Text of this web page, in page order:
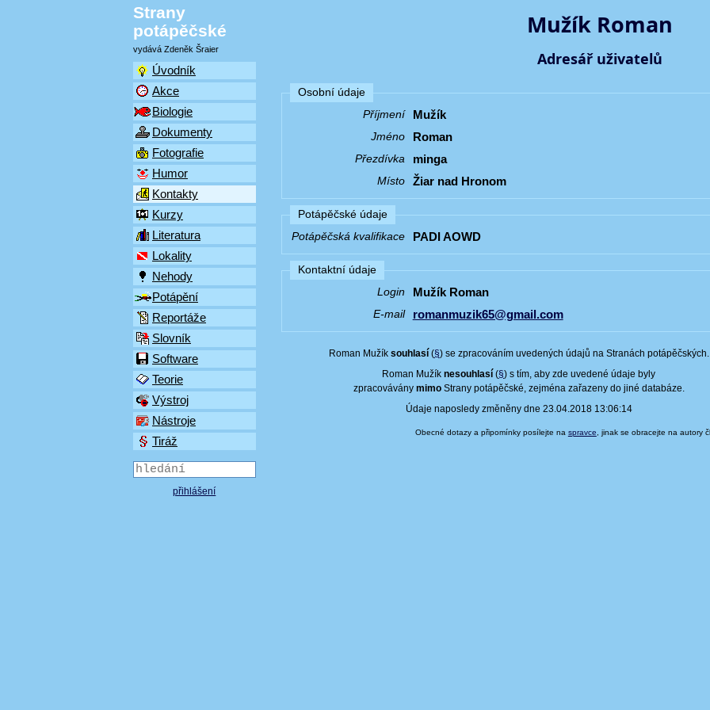
Strany
potápěčské
vydává Zdeněk Šraier
Úvodník
Akce
Biologie
Dokumenty
Fotografie
Humor
Kontakty
Kurzy
Literatura
Lokality
Nehody
Potápění
Reportáže
Slovník
Software
Teorie
Výstroj
Nástroje
Tiráž
přihlášení
Mužík Roman
Adresář uživatelů
Osobní údaje
Příjmení
Mužík
Jméno Roman
Přezdívka minga
Místo Žiar nad Hronom
Potápěčské údaje
Potápěčská kvalifikace
PADI AOWD
Kontaktní údaje
Login
Mužík Roman
E-mail romanmuzik65@gmail.com
Roman Mužík souhlasí(§) se zpracováním uvedených údajů na Stranách potápěčských.
Roman Mužíknesouhlasí (§) s tím, aby zde uvedené údaje byly
zpracovávány mimoStrany potápěčské, zejména zařazeny do jiné databáze.
Údaje naposledy změněny dne 23.04.2018 13:06:14
Obecné dotazy a připomínky posílejte na spravce , jinak se obracejte na autory